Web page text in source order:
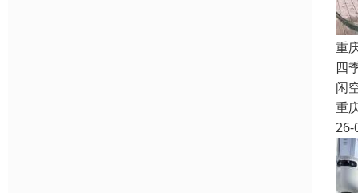
重
四
闲
重
26-